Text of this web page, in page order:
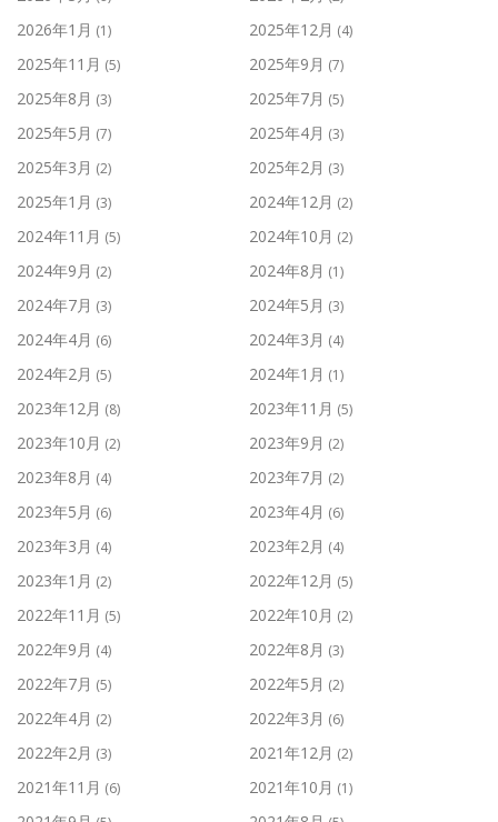
2026年1月 (1) 2025年12月 (4)
2025年11月 (5) 2025年9月 (7)
2025年8月 (3) 2025年7月 (5)
2025年5月 (7) 2025年4月 (3)
2025年3月 (2) 2025年2月 (3)
2025年1月 (3) 2024年12月 (2)
2024年11月 (5) 2024年10月 (2)
2024年9月 (2) 2024年8月 (1)
2024年7月 (3) 2024年5月 (3)
2024年4月 (6) 2024年3月 (4)
2024年2月 (5) 2024年1月 (1)
2023年12月 (8) 2023年11月 (5)
2023年10月 (2) 2023年9月 (2)
2023年8月 (4) 2023年7月 (2)
2023年5月 (6) 2023年4月 (6)
2023年3月 (4) 2023年2月 (4)
2023年1月 (2) 2022年12月 (5)
2022年11月 (5) 2022年10月 (2)
2022年9月 (4) 2022年8月 (3)
2022年7月 (5) 2022年5月 (2)
2022年4月 (2) 2022年3月 (6)
2022年2月 (3) 2021年12月 (2)
2021年11月 (6) 2021年10月 (1)